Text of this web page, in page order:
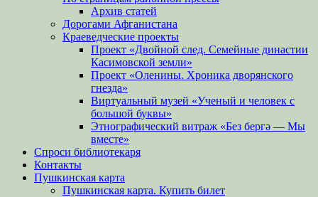
Архив статей
Дорогами Афганистана
Краеведческие проекты
Проект «Двойной след. Семейные династии
Касимовской земли»
Проект «Оленины. Хроника дворянского
гнезда»
Виртуальный музей «Ученый и человек с
большой буквы»
Этнографический витраж «Без бергə — Мы
вместе»
Спроси библиотекаря
Контакты
Пушкинская карта
Пушкинская карта. Купить билет